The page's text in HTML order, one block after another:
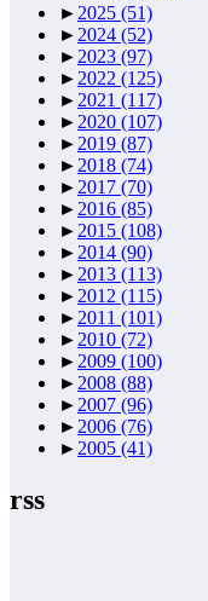
► 2025 (51)
► 2024 (52)
► 2023 (97)
► 2022 (125)
► 2021 (117)
► 2020 (107)
► 2019 (87)
► 2018 (74)
► 2017 (70)
► 2016 (85)
► 2015 (108)
► 2014 (90)
► 2013 (113)
► 2012 (115)
► 2011 (101)
► 2010 (72)
► 2009 (100)
► 2008 (88)
► 2007 (96)
► 2006 (76)
► 2005 (41)
rss